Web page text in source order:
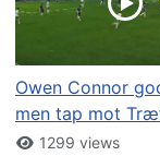
Owen Connor
men tap mot
1299 views